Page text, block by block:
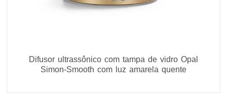
Difusor ultrassônico com tampa de vidro Opal
Simon-Smooth com luz amarela quente